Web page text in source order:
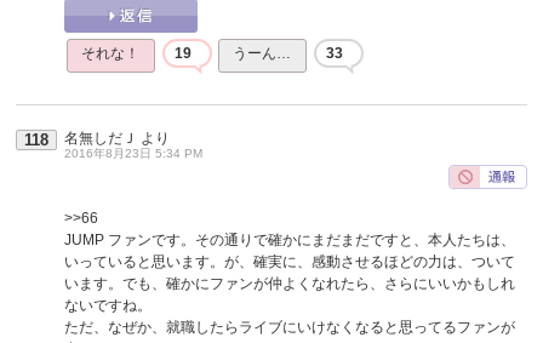
それな！ 19 うーん… 33
118 名無しだＪ より
2016年8月23日 5:34 PM
>>66
JUMP ファンです。その通りで確かにまだまだですと、本人たちは、
いっていると思います。が、確実に、感動させるほどの力は、ついて
います。でも、確かにファンが仲よくなれたら、さらにいいかもしれ
ないですね。
ただ、なぜか、就職したらライブにいけなくなると思ってるファンが